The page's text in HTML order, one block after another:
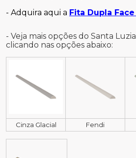
- Adquira aqui a Fita Dupla
- Veja mais opções do Santa
clicando nas opções abaixo:
Cinza Glacial Fendi